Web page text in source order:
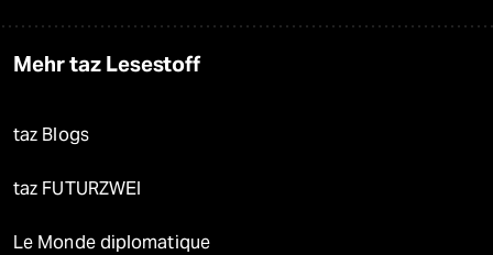
Mehr taz Lesestoff
taz Blogs
taz FUTURZWEI
Le Monde diplomatique